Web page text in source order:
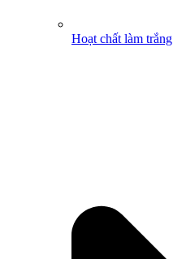
Hoạt chất làm trắng